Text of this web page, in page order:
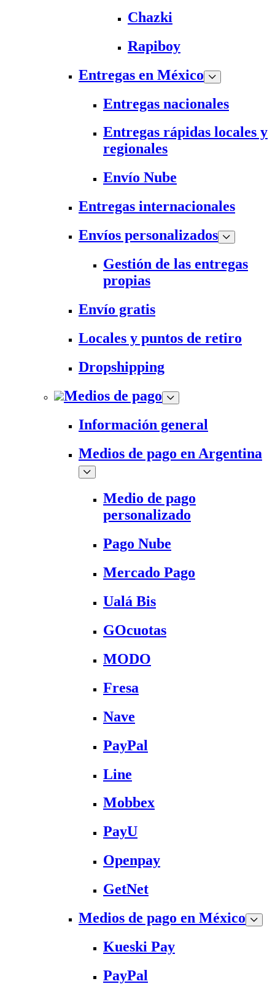
Chazki
Rapiboy
Entregas en México
Entregas nacionales
Entregas rápidas locales y
regionales
Envío Nube
Entregas internacionales
Envíos personalizados
Gestión de las entregas
propias
Envío gratis
Locales y puntos de retiro
Dropshipping
Medios de pago
Información general
Medios de pago en Argentina
Medio de pago
personalizado
Pago Nube
Mercado Pago
Ualá Bis
GOcuotas
MODO
Fresa
Nave
PayPal
Line
Mobbex
PayU
Openpay
GetNet
Medios de pago en México
Kueski Pay
PayPal